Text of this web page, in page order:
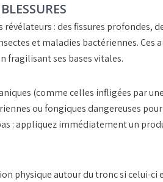
: des fissures profondes,
et maladies bactériennes. Ces
fragilisant ses bases vitales.
(comme celles infligées par
ou fongiques dangereuses pour
: appliquez immédiatement un
physique autour du tronc si celui-ci